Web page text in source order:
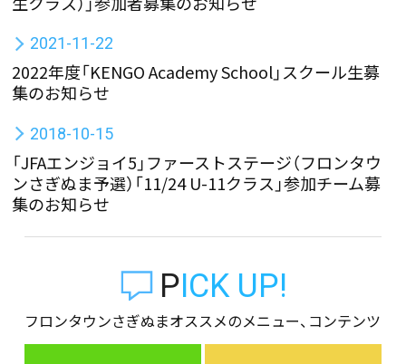
2021-11-22
2022年度「KENGO Academy School」スクール生募
集のお知らせ
2018-10-15
「JFAエンジョイ5」ファーストステージ（フロンタウ
ンさぎぬま予選）「11/24 U-11クラス」参加チーム募
集のお知らせ
PICK UP!
フロンタウンさぎぬまオススメのメニュー、コンテンツ